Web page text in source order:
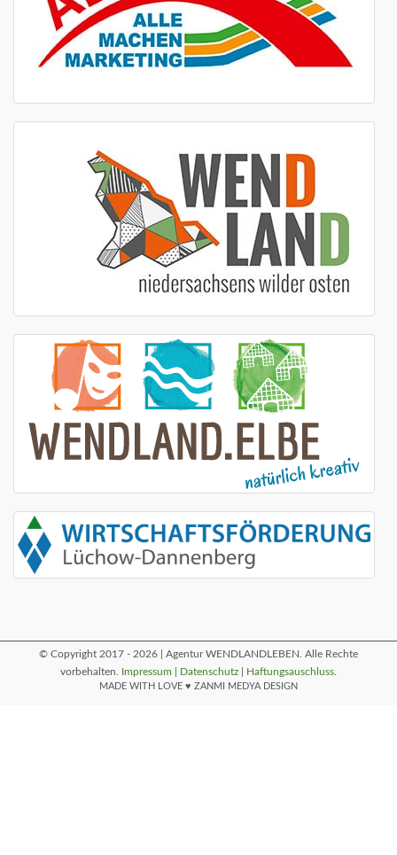
© Copyright 2017 - 2026 | Agentur WENDLANDLEBEN. Alle Rechte
vorbehalten. Impressum Datenschutz Haftungsauschluss
MADE WITH LOVE ♥ ZANMI MEDYA DESIGN